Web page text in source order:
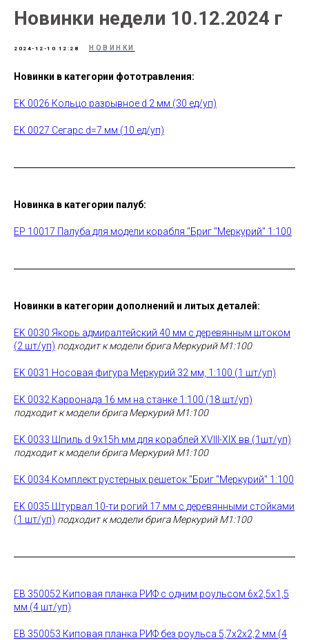
Новинки недели 10.12.2024 г
2024-12-10 12:28 НОВИНКИ
Новинки в категории фототравления:
EK 0026 Кольцо разрывное d 2 мм (30 ед/уп)
EK 0027 Сегарс d=7 мм (10 ед/уп)
Новинка в категории палуб:
EP 10017 Палуба для модели корабля "Бриг "Меркурий" 1:100
Новинки в категории дополнений и литых деталей:
EK 0030 Якорь адмиралтейский 40 мм с деревянным штоком
(2 шт/уп) подходит к модели брига Меркурий М1:100
EK 0031 Носовая фигура Меркурий 32 мм, 1:100 (1 шт/уп)
EK 0032 Карронада 16 мм на станке 1:100 (18 шт/уп)
подходит к модели брига Меркурий М1:100
EK 0033 Шпиль d 9х15h мм для кораблей XVIII-XIX вв (1шт/уп)
подходит к модели брига Меркурий М1:100
EK 0034 Комплект рустерных решеток "Бриг "Меркурий" 1:100
EK 0035 Штурвал 10-ти рогий 17 мм с деревянными стойками
(1 шт/уп) подходит к модели брига Меркурий М1:100
EB 350052 Киповая планка РИФ с одним роульсом 6х2,5х1,5
мм (4 шт/уп)
EB 350053 Киповая планка РИФ без роульса 5,7х2х2,2 мм (4